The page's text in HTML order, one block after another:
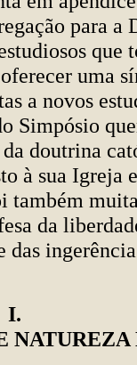
para a
que
uma
a novos
Simpósio
doutrina
à sua Igreja
também
da
das
I.
NATUREZA